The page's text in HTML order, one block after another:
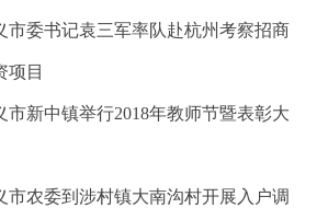
市委书记袁三军率队赴杭州考察招商
项目
市新中镇举行2018年教师节暨表彰大
市农委到涉村镇大南沟村开展入户调